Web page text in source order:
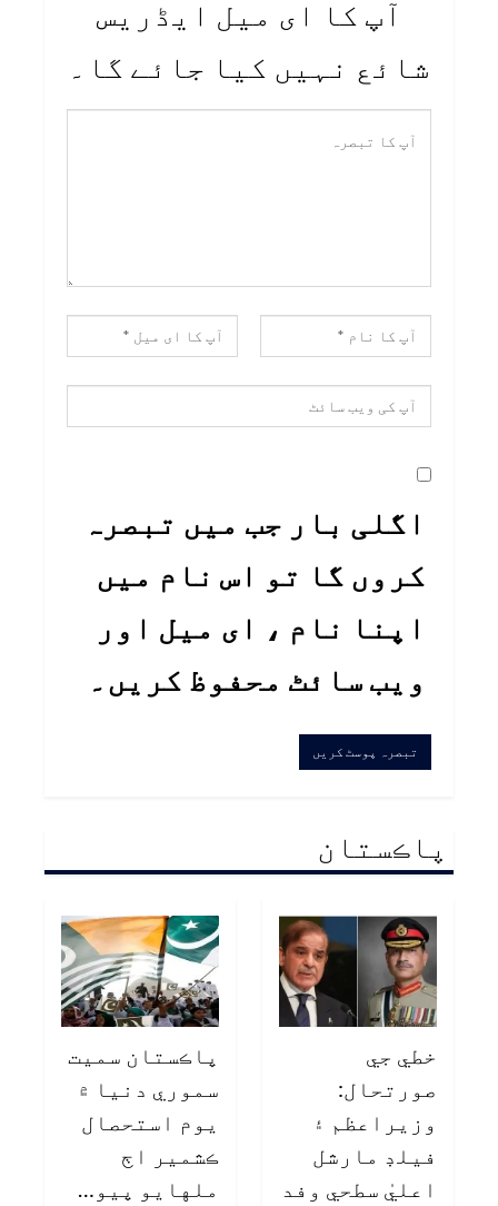
آپ کا ای میل ایڈریس
شائع نہیں کیا جائے گا۔
اگلی بار جب میں تبصرہ
کروں گا تو اس نام میں
اپنا نام ، ای میل اور
ویب سائٹ محفوظ کریں۔
پاڪستان
خطي جي
صورتحال:
وزيراعظم ۽
فيلڊ مارشل
اعليٰ سطحي وفد
پاڪستان سميت
سموري دنيا ۾
يوم استحصال
ڪشمير اڄ
ملهايو پيو…